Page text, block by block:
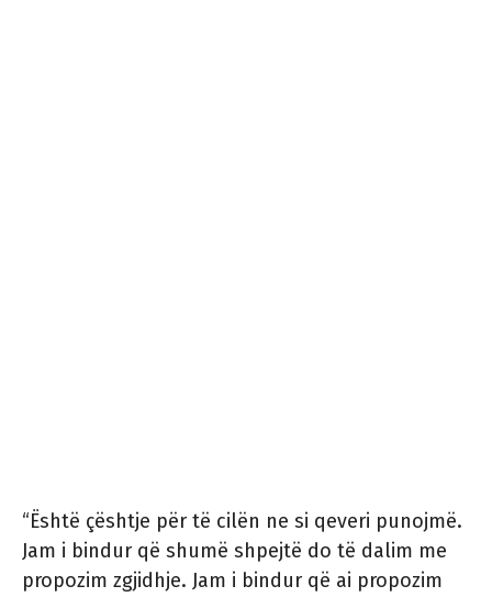
“Është çështje për të cilën ne si qeveri punojmë.
Jam i bindur që shumë shpejtë do të dalim me
propozim zgjidhje. Jam i bindur që ai propozim